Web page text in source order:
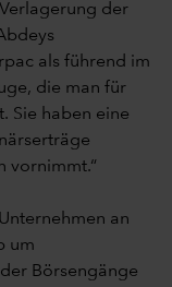
der
als führend im
die man für
Sie haben eine
vornimmt.“
an
um
Börsengänge